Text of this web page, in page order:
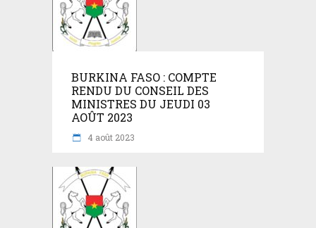
BURKINA FASO : COMPTE
RENDU DU CONSEIL DES
MINISTRES DU JEUDI 03
AOÛT 2023
4 août 2023